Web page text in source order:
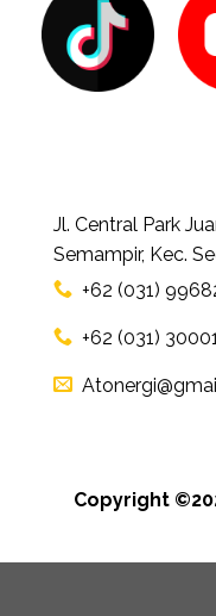
Jl. Central Park
Semampir, Kec.
+62 (031)
+62 (031)
Copyright